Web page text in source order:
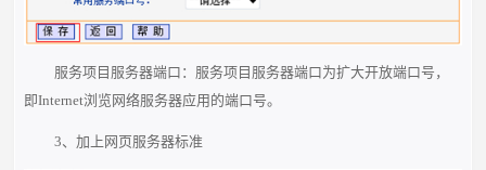
服务项目服务器端口：服务项目服务器端口为扩大开放端口号，
即Internet浏览网络服务器应用的端口号。
3、加上网页服务器标准